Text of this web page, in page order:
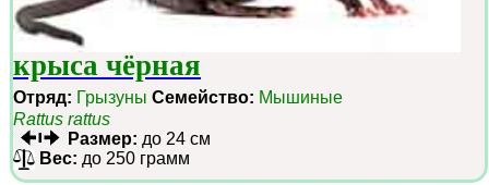
крыса чёрная
Отряд: Грызуны Семейство: Мышиные
Rattus rattus
Размер: до 24 см
Вес: до 250 грамм